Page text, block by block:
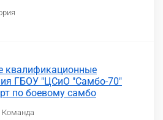
квалификационные
ГБОУ "ЦСиО "Самбо-70"
по боевому самбо
Команда